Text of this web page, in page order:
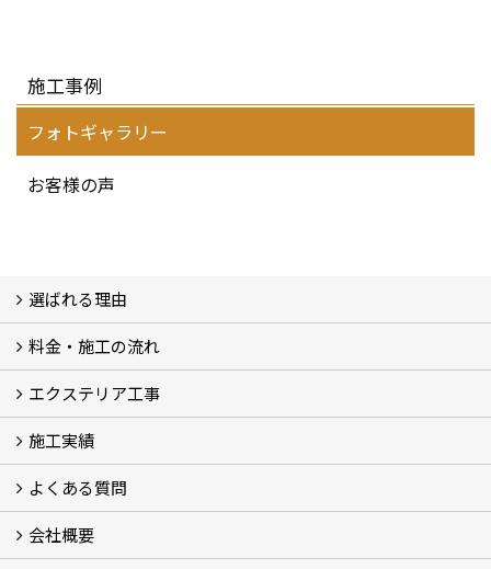
施工事例
フォトギャラリー
お客様の声
選ばれる理由
選ばれる理由
料金・施工の流れ
料金
施工の流れ
エクステリア工事
エクステリア工事
施工実績
フォトギャラリー
メディア紹介・掲載
お客様の声
よくある質問
よくある質問
会社概要